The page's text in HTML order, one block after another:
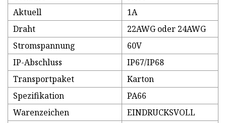
Aktuell
1A
Draht
22AWG oder 24AWG
Stromspannung
60V
IP-Abschluss
IP67/IP68
Transportpaket
Karton
Spezifikation
PA66
Warenzeichen
EINDRUCKSVOLL